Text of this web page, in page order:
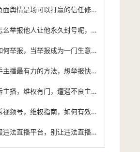
舆情是场可以打赢的信任修复战
让他永久封号呢，有效举报违规账号，你需要了解的正确流程
当举报成为一门生意，视频号生态背后的隐忧与应对
力的方法，想举报快手里的主播，别让孤勇者的心血白费
，维权有门，遭遇不良主播，这样投诉最有效
权指南，如何有效投诉微信视频号团队？专业渠道与策略解析
播平台，别让违法直播野蛮生长，这份举报指南请收好